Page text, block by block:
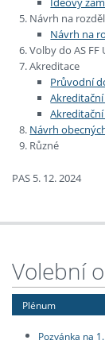
Návrh na
Návrh na
Volby do AS FF
Akreditace
Průvodní
Akreditační
Návrh
Různé
PAS 5. 12. 2024
Volební
Plénum
Pozvánka na